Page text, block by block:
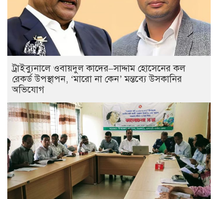
ট্রাইব্যুনালে ওবায়দুল কাদের–সাদ্দাম হোসেনের কল
রেকর্ড উপস্থাপন, ‘মারো না কেন’ মন্তব্যে উসকানির
অভিযোগ